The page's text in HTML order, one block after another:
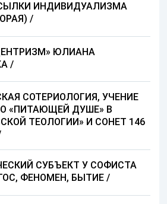
ИНДИВИДУАЛИЗМА
/
ЮЛИАНА
/
СОТЕРИОЛОГИЯ, УЧЕНИЕ
«ПИТАЮЩЕЙ ДУШЕ» В
ТЕОЛОГИИ» И СОНЕТ 146
СУБЪЕКТ У СОФИСТА
ФЕНОМЕН, БЫТИЕ /